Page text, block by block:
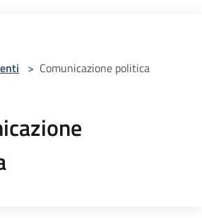
> Comunicazione politica